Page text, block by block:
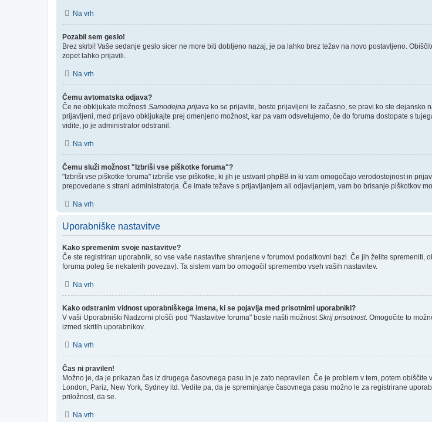
Na vrh
Pozabil sem geslo!
Brez skrbi! Vaše sedanje geslo sicer ne more biti dobljeno nazaj, je pa lahko brez težav na novo postavljeno.
zopet lahko prijavili.
Na vrh
Čemu avtomatska odjava?
Če ne obkljukate možnosti Samodejna prijava ko se prijavite, boste prijavljeni le začasno, se pravi ko ste dejansko
prijavljeni, med prijavo obkljukajte prej omenjeno možnost, kar pa vam odsvetujemo, če do foruma dostopate s
vidite, jo je administrator odstranil.
Na vrh
Čemu služi možnost "Izbriši vse piškotke foruma"?
"Izbriši vse piškotke foruma" izbriše vse piškotke, ki jih je ustvaril phpBB in ki vam omogočajo verodostojnost in
prepovedane s strani administratorja. Če imate težave s prijavljanjem ali odjavljanjem, vam bo brisanje piškotkov
Na vrh
Uporabniške nastavitve
Kako spremenim svoje nastavitve?
Če ste registriran uporabnik, so vse vaše nastavitve shranjene v forumovi podatkovni bazi. Če jih želite
foruma poleg še nekaterih povezav). Ta sistem vam bo omogočil spremembo vseh vaših nastavitev.
Na vrh
Kako odstranim vidnost uporabniškega imena, ki se pojavlja med prisotnimi uporabniki?
V vaši Uporabniški Nadzorni plošči pod "Nastavitve foruma" boste našli možnost Skrij prisotnost. Omogočite to
izmed skritih uporabnikov.
Na vrh
Čas ni pravilen!
Možno je, da je prikazan čas iz drugega časovnega pasu in je zato nepravilen. Če je problem v tem, potem
London, Pariz, New York, Sydney itd. Vedite pa, da je spreminjanje časovnega pasu možno le za registrirane
priložnost, da se.
Na vrh